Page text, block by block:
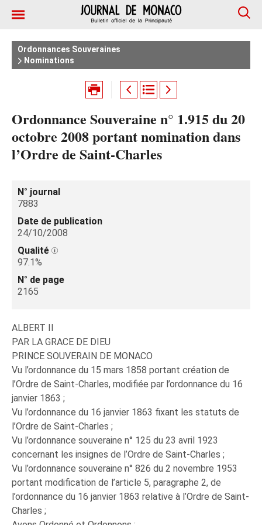
Ordonnances Souveraines
Nominations
Ordonnance Souveraine n° 1.915 du 20
octobre 2008 portant nomination dans
l’Ordre de Saint-Charles
N° journal
7883
Date de publication
24/10/2008
Qualité
97.1%
N° de page
2165
ALBERT II
PAR LA GRACE DE DIEU
PRINCE SOUVERAIN DE MONACO
Vu l’ordonnance du 15 mars 1858 portant création de
l’Ordre de Saint-Charles, modifiée par l’ordonnance du 16
janvier 1863 ;
Vu l’ordonnance du 16 janvier 1863 fixant les statuts de
l’Ordre de Saint-Charles ;
Vu l’ordonnance souveraine n° 125 du 23 avril 1923
concernant les insignes de l’Ordre de Saint-Charles ;
Vu l’ordonnance souveraine n° 826 du 2 novembre 1953
portant modification de l’article 5, paragraphe 2, de
l’ordonnance du 16 janvier 1863 relative à l’Ordre de Saint-
Charles ;